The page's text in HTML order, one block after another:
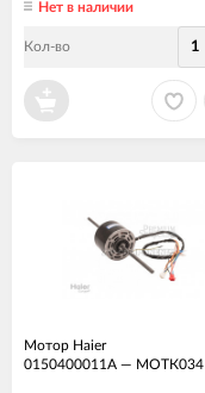
Нет в наличии
Кол-во
Мотор Haier
0150400011A — МОТК034